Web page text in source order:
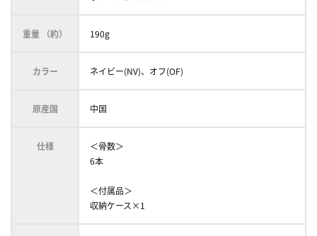
重量 （約） 190g
カラー ネイビー(NV)、オフ(OF)
原産国 中国
仕様
＜骨数＞
6本
＜付属品＞
収納ケース×1